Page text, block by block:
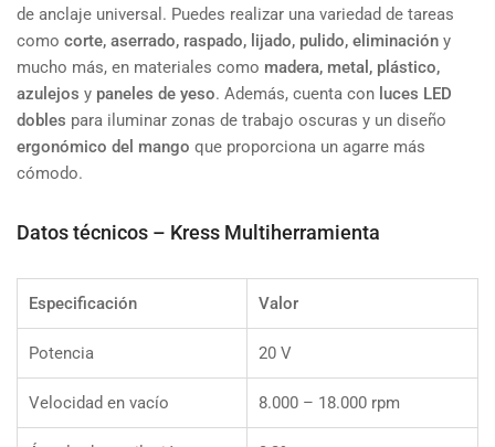
de anclaje universal. Puedes realizar una variedad de tareas
como corte, aserrado, raspado, lijado, pulido, eliminación y
mucho más, en materiales como madera, metal, plástico,
azulejos y paneles de yeso. Además, cuenta con luces LED
dobles para iluminar zonas de trabajo oscuras y un diseño
ergonómico del mango que proporciona un agarre más
cómodo.
Datos técnicos – Kress Multiherramienta
Especificación Valor
Potencia 20 V
Velocidad en vacío 8.000 – 18.000 rpm